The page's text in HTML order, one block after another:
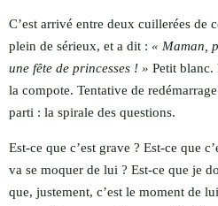
C’est arrivé entre deux cuillerées de
plein de sérieux, et a dit : « Maman,
une fête de princesses ! » Petit blanc.
la compote. Tentative de
parti : la spirale des questions.
Est-ce que c’est grave ? Est-ce que
va se moquer de lui ? Est-ce que je
que, justement, c’est le moment de